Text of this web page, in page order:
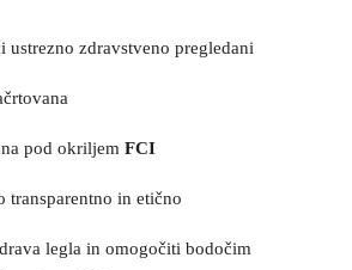
ustrezno zdravstveno pregledani
pod okriljem FCI
transparentno in etično
legla in omogočiti bodočim